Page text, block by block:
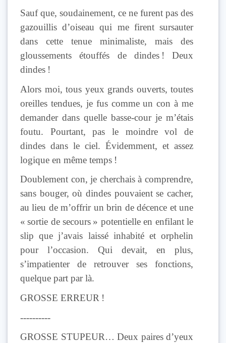
Sauf que, soudainement, ce ne furent pas des
gazouillis d’oiseau qui me firent sursauter
dans cette tenue minimaliste, mais des
gloussements étouffés de dindes ! Deux
dindes !
Alors moi, tous yeux grands ouverts, toutes
oreilles tendues, je fus comme un con à me
demander dans quelle basse-cour je m’étais
foutu. Pourtant, pas le moindre vol de
dindes dans le ciel. Évidemment, et assez
logique en même temps !
Doublement con, je cherchais à comprendre,
sans bouger, où dindes pouvaient se cacher,
au lieu de m’offrir un brin de décence et une
« sortie de secours » potentielle en enfilant le
slip que j’avais laissé inhabité et orphelin
pour l’occasion. Qui devait, en plus,
s’impatienter de retrouver ses fonctions,
quelque part par là.
GROSSE ERREUR !
----------
GROSSE STUPEUR… Deux paires d’yeux